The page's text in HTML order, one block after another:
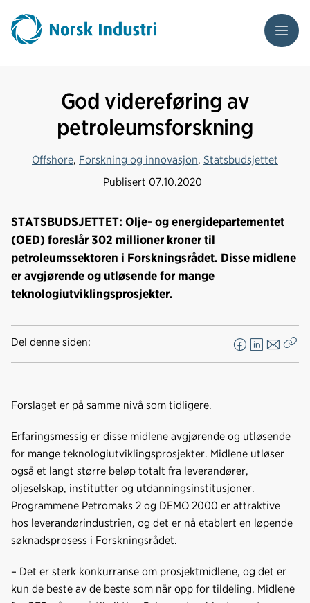
Meny
God videreføring av
petroleumsforskning
Offshore, Forskning og innovasjon, Statsbudsjettet
Publisert 07.10.2020
STATSBUDSJETTET: Olje- og energidepartementet
(OED) foreslår 302 millioner kroner til
petroleumssektoren i Forskningsrådet. Disse midlene
er avgjørende og utløsende for mange
teknologiutviklingsprosjekter.
Del denne siden:
F
a
o
o
k
L
i
d
E
-
t
Forslaget er på samme nivå som tidligere.
Erfaringsmessig er disse midlene avgjørende og utløsende
for mange teknologiutviklingsprosjekter. Midlene utløser
også et langt større beløp totalt fra leverandører,
oljeselskap, institutter og utdanningsinstitusjoner.
Programmene Petromaks 2 og DEMO 2000 er attraktive
hos leverandørindustrien, og det er nå etablert en løpende
søknadsprosess i Forskningsrådet.
– Det er sterk konkurranse om prosjektmidlene, og det er
kun de beste av de beste som når opp for tildeling. Midlene